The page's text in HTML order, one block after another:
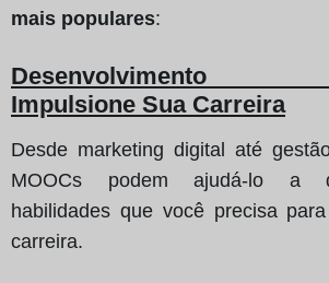
mais populares:
Desenvolvimento
Impulsione Sua Carreira
Desde marketing digital até
MOOCs podem ajudá-lo a
habilidades que você precisa
carreira.